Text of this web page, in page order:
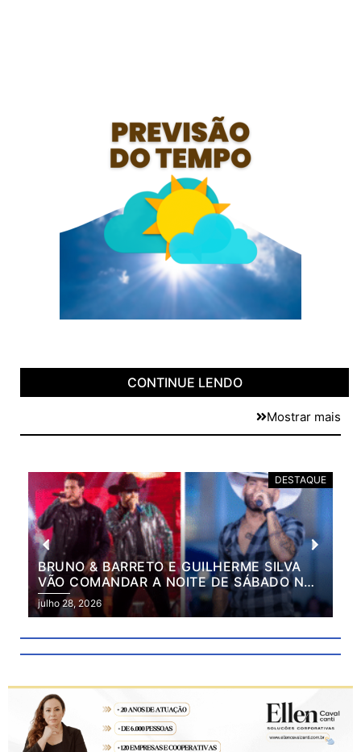
CONTINUE LENDO
Mostrar mais
DESTAQUE
BRUNO & BARRETO E GUILHERME SILVA
VÃO COMANDAR A NOITE DE SÁBADO NA
2ª EXPO MARILÂNDIA
julho 28, 2026